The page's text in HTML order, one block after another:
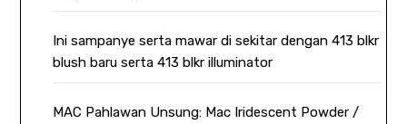
Ini sampanye serta mawar di sekitar dengan 413 blkr
blush baru serta 413 blkr illuminator
MAC Pahlawan Unsung: Mac Iridescent Powder /